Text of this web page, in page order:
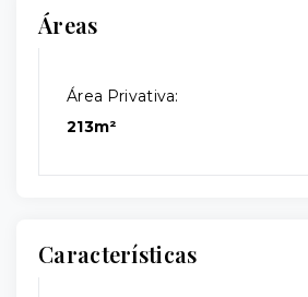
Áreas
Área Privativa:
213m²
Características